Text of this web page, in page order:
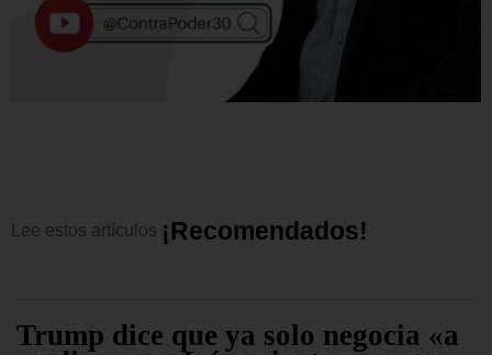
Lee estos artículos ¡Recomend ad os!
Trump dice que ya solo negocia «a